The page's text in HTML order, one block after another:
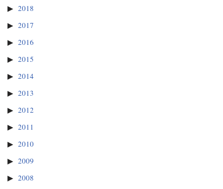
2018
2017
2016
2015
2014
2013
2012
2011
2010
2009
2008